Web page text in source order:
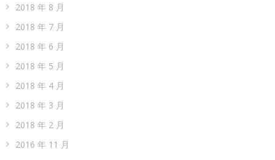
2018 年 8 月
2018 年 7 月
2018 年 6 月
2018 年 5 月
2018 年 4 月
2018 年 3 月
2018 年 2 月
2016 年 11 月